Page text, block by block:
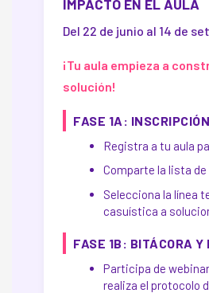
IMPACTO EN EL AULA
Del 22 de junio al 14 de
¡Tu aula empieza a
solución!
FASE 1A:
Registra a tu aula
Comparte la lista
Selecciona la línea
casuística a
FASE 1B: BITÁCORA Y
Participa de
realiza el protocolo